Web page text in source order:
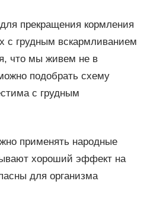
прекращения кормления
с грудным вскармливанием
что мы живем не в
подобрать схему
с грудным
применять народные
хороший эффект на
для организма